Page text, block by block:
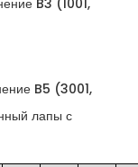
B3 (1001,
B5 (3001,
лапы с